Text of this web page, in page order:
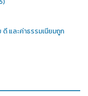
ดี และค่าธรรมเนียมถูก